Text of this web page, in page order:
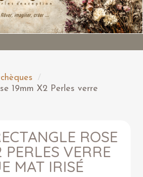
19mm X2 Perles verre
ROSE
PERLES VERRE
MAT IRISÉ